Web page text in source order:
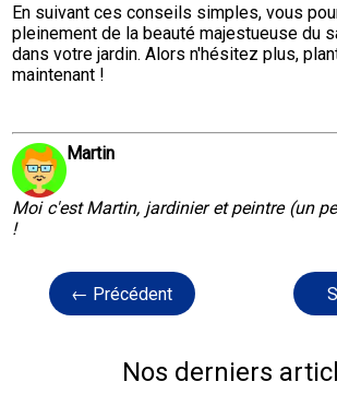
En suivant ces conseils simples, vous
pleinement de la beauté majestueuse du
dans votre jardin. Alors n'hésitez plus,
maintenant !
Martin
Moi c'est Martin, jardinier et peintre (un
!
← Précédent
Nos derniers